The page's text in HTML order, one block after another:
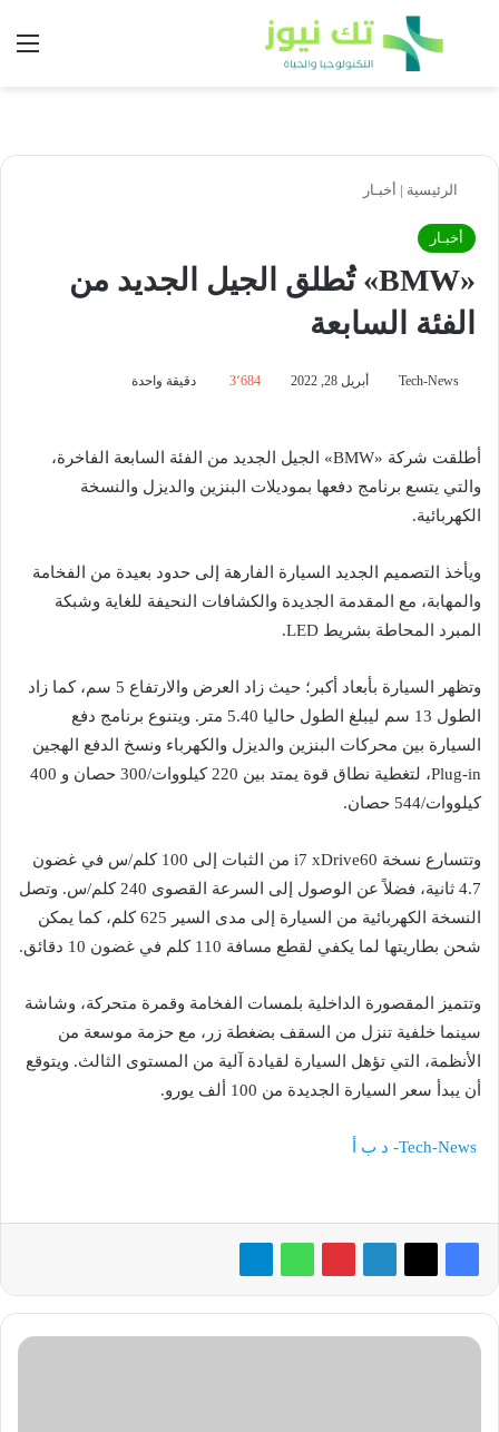
بحث عن
الرئيسية | أخبـار
أخبـار
«BMW» تُطلق الجيل الجديد من
الفئة السابعة
Tech-News أبريل 28, 2022 3٬684 دقيقة واحدة
أطلقت شركة «BMW» الجيل الجديد من الفئة السابعة الفاخرة،
والتي يتسع برنامج دفعها بموديلات البنزين والديزل والنسخة
الكهربائية.
ويأخذ التصميم الجديد السيارة الفارهة إلى حدود بعيدة من الفخامة
والمهابة، مع المقدمة الجديدة والكشافات النحيفة للغاية وشبكة
المبرد المحاطة بشريط LED.
وتظهر السيارة بأبعاد أكبر؛ حيث زاد العرض والارتفاع 5 سم، كما زاد
الطول 13 سم ليبلغ الطول حاليا 5.40 متر. ويتنوع برنامج دفع
السيارة بين محركات البنزين والديزل والكهرباء ونسخ الدفع الهجين
Plug-in، لتغطية نطاق قوة يمتد بين 220 كيلووات/300 حصان و 400
كيلووات/544 حصان.
وتتسارع نسخة i7 xDrive60 من الثبات إلى 100 كلم/س في غضون
4.7 ثانية، فضلاً عن الوصول إلى السرعة القصوى 240 كلم/س. وتصل
النسخة الكهربائية من السيارة إلى مدى السير 625 كلم، كما يمكن
شحن بطاريتها لما يكفي لقطع مسافة 110 كلم في غضون 10 دقائق.
وتتميز المقصورة الداخلية بلمسات الفخامة وقمرة متحركة، وشاشة
سينما خلفية تنزل من السقف بضغطة زر، مع حزمة موسعة من
الأنظمة، التي تؤهل السيارة لقيادة آلية من المستوى الثالث. ويتوقع
أن يبدأ سعر السيارة الجديدة من 100 ألف يورو.
Tech-News- د ب أ
جنرال